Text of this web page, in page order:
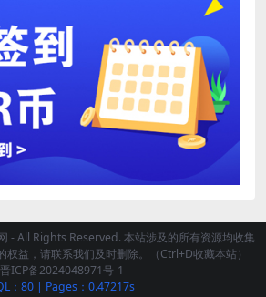
- All Rights Reserved. 本站涉及的所有资源均收集
益，请联系我们及时删除。（Ctrl+D收藏本站）
晋ICP备2024048971号-1
：80 | Pages：0.47217s